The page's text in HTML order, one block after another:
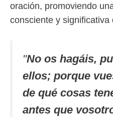
oración, promoviendo
consciente y significativa
"No os hagáis,
ellos; porque
de qué cosas
antes que